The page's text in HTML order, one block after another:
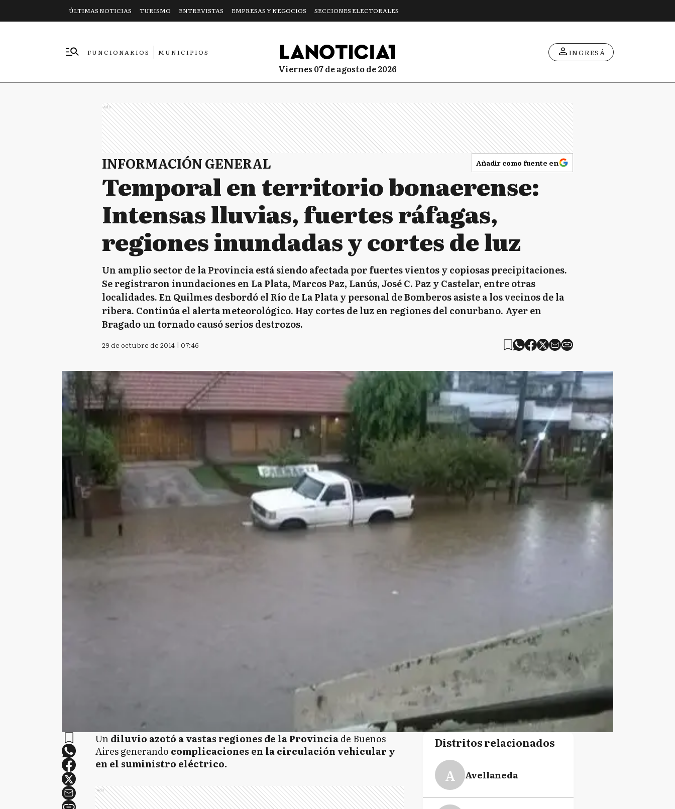
ÚLTIMAS NOTICIAS TURISMO ENTREVISTAS EMPRESAS Y NEGOCIOS SECCIONES ELECTORALES
FUNCIONARIOS
MUNICIPIOS
viernes 07 de agosto de 2026
INGRESÁ
Ads
INFORMACIÓN GENERAL Añadir como fuente en
Temporal en territorio bonaerense:
Intensas lluvias, fuertes ráfagas,
regiones inundadas y cortes de luz
Un amplio sector de la Provincia está siendo afectada por fuertes vientos y copiosas precipitaciones.
Se registraron inundaciones en La Plata, Marcos Paz, Lanús, José C. Paz y Castelar, entre otras
localidades. En Quilmes desbordó el Río de La Plata y personal de Bomberos asiste a los vecinos de la
ribera. Continúa el alerta meteorológico. Hay cortes de luz en regiones del conurbano. Ayer en
Bragado un tornado causó serios destrozos.
29 de octubre de 2014 | 07:46
Undiluvio azotó a vastas regiones de la Provinciade Buenos
Aires generando complicaciones en la circulación vehicular y
en el suministro eléctrico.
Ads
Distritos relacionados
A Avellaneda